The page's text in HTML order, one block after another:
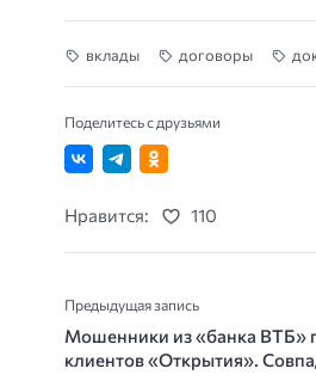
вклады договоры
Поделитесь с друзьями
Нравится: 110
Предыдущая запись
Мошенники из «банка ВТБ»
клиентов «Открытия».